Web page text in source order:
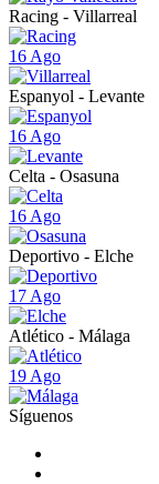
Racing - Villarreal
16 Ago
Espanyol - Levante
16 Ago
Celta - Osasuna
16 Ago
Deportivo - Elche
17 Ago
Atlético - Málaga
19 Ago
Síguenos